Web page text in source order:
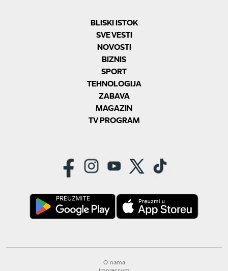
BLISKI ISTOK
SVE VESTI
NOVOSTI
BIZNIS
SPORT
TEHNOLOGIJA
ZABAVA
MAGAZIN
TV PROGRAM
O nama